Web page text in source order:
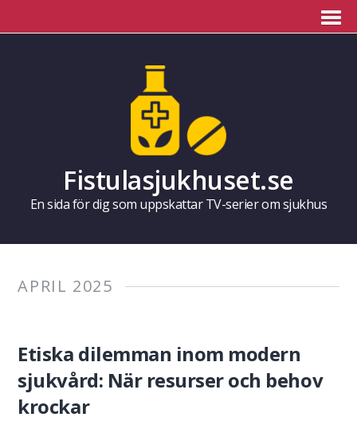
Fistulasjukhuset.se
En sida för dig som uppskattar TV-serier om sjukhus
APRIL 2025
Etiska dilemman inom modern
sjukvård: När resurser och behov
krockar